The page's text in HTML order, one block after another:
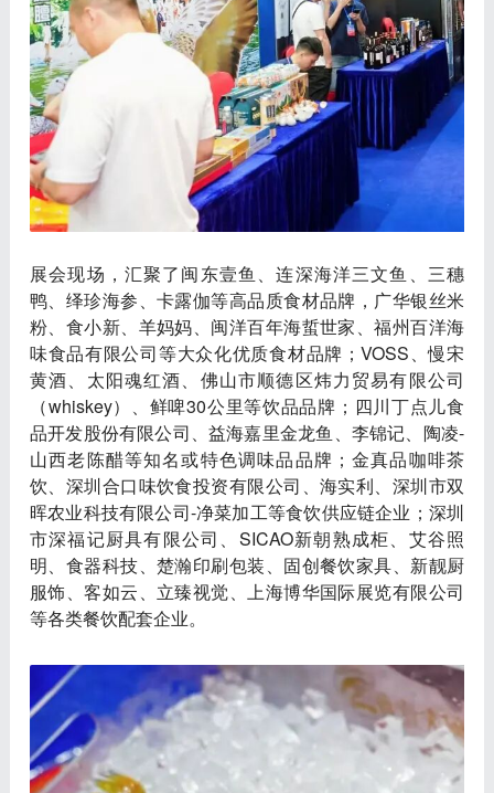
展会现场，汇聚了闽东壹鱼、连深海洋三文鱼、三穗
鸭、绎珍海参、卡露伽等高品质食材品牌，广华银丝米
粉、食小新、羊妈妈、闽洋百年海蜇世家、福州百洋海
味食品有限公司等大众化优质食材品牌；VOSS、慢宋
黄酒、太阳魂红酒、佛山市顺德区炜力贸易有限公司
（whiskey）、鲜啤30公里等饮品品牌；四川丁点儿食
品开发股份有限公司、益海嘉里金龙鱼、李锦记、陶凌-
山西老陈醋等知名或特色调味品品牌；金真品咖啡茶
饮、深圳合口味饮食投资有限公司、海实利、深圳市双
晖农业科技有限公司-净菜加工等食饮供应链企业；深圳
市深福记厨具有限公司、SICAO新朝熟成柜、艾谷照
明、食器科技、楚瀚印刷包装、固创餐饮家具、新靓厨
服饰、客如云、立臻视觉、上海博华国际展览有限公司
等各类餐饮配套企业。